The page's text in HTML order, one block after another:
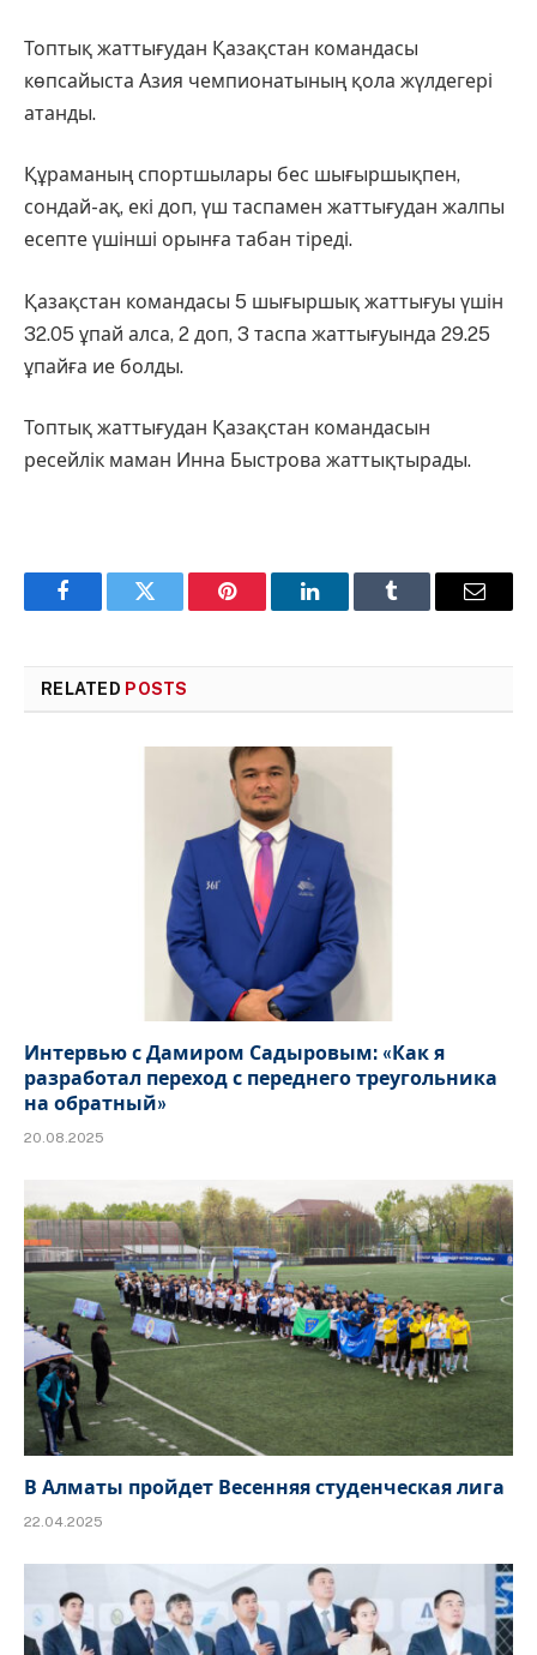
Топтық жаттығудан Қазақстан командасы
көпсайыста Азия чемпионатының қола жүлдегері
атанды.
Құраманың спортшылары бес шығыршықпен,
сондай-ақ, екі доп, үш таспамен жаттығудан жалпы
есепте үшінші орынға табан тіреді.
Қазақстан командасы 5 шығыршық жаттығуы үшін
32.05 ұпай алса, 2 доп, 3 таспа жаттығуында 29.25
ұпайға ие болды.
Топтық жаттығудан Қазақстан командасын
ресейлік маман Инна Быстрова жаттықтырады.
FacebookTwitter Pinterest LinkedInTumblr Email
RELATED POSTS
Интервью с Дамиром Садыровым: «Как я
разработал переход с переднего треугольника
на обратный»
20.08.2025
В Алматы пройдет Весенняя студенческая лига
22.04.2025